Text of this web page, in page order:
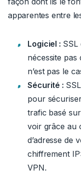
apparentes entre
Logiciel : SSL
nécessite pas
n’est pas le
Sécurité :
pour
trafic basé
voir grâce au
d’adresse de
chiffrement
VPN.